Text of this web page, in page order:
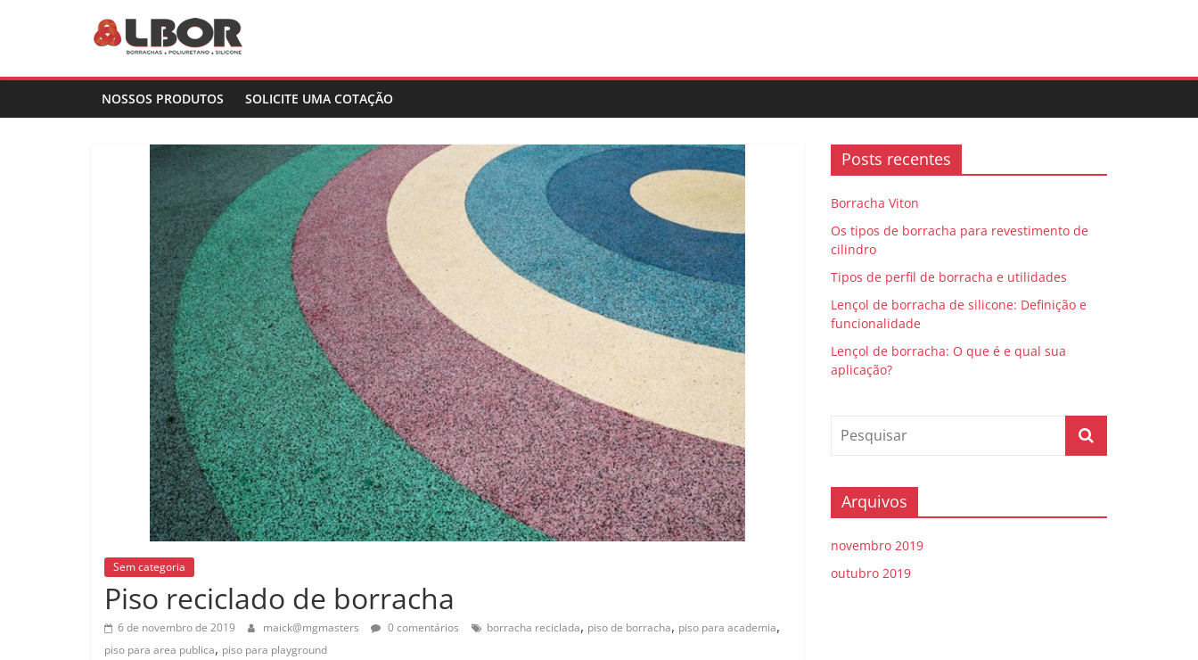
conteúdo
Blog
|
Lbor
Borrachas
NOSSOS PRODUTOS SOLICITE UMA COTAÇÃO
Sem categoria
Piso reciclado de borracha
6 de novembro de 2019 maick@mgmasters 0 comentários borracha reciclada, piso de borracha, piso para academia,
piso para area publica, piso para playground
Posts recentes
Borracha Viton
Os tipos de borracha para revestimento de
cilindro
Tipos de perfil de borracha e utilidades
Lençol de borracha de silicone: Definição e
funcionalidade
Lençol de borracha: O que é e qual sua
aplicação?
Arquivos
novembro 2019
outubro 2019